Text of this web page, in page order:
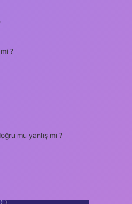
?
mu yanlış mı ?